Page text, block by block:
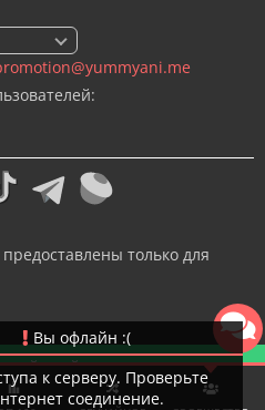
только для
сайта
Вы офлайн :(
к серверу. Проверьте
соединение.